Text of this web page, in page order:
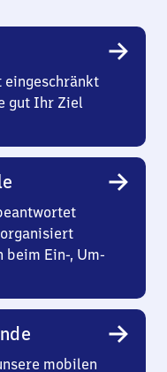
gut Ihr Ziel
beim Ein-, Um-
mobilen